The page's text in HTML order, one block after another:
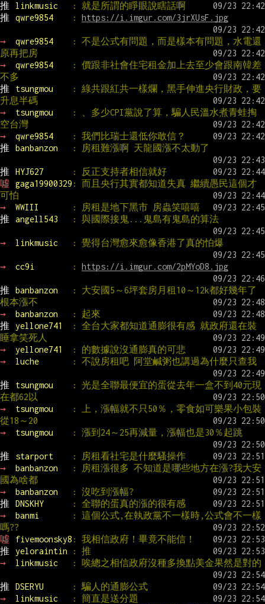
推
linkmusic
: 就是所謂的睜眼說瞎話啊
推
qwre9854 : https://i.imgur.com/3jrXUsF.jpg
→ qwre9854
: 不是公式有問題，而是樣本有問題，水電還
原再把房
→
qwre9854
: 價跟非社會住宅租金加上去至少會跟南韓差
不多
推
tsungmou
: 綠共跟紅共一樣爛，黑手伸進央行財政，要
升息半碼
→
tsungmou
: 、多少CPI黨說了算，騙人民溫水煮青蛙掏
空台灣
→
qwre9854
: 我們比瑞士還低你敢信？
推
banbanzon : 房租難漲啊 天龍國漲不太動了
推 HYJ627
: 反正支持者相信就好
噓
gaga19900329 : 而且央行其實都知道失真 繼續愚民這個才
可怕
→
WWIII
: 房租是地下黑市 房蟲笑嘻嘻
推
angell543 : 與國際接鬼...鬼島有鬼島的算法
→ linkmusic : 覺得台灣愈來愈像香港了真的怕爆
→ cc9i : https://i.imgur.com/2pMYoD8.jpg
推 banbanzon
: 大安國5～6坪套房月租10～12k都好幾年了
根本漲不
→
banbanzon
: 起來
推
yellone741
: 全台大家都知道通膨很有感 就政府還在裝
睡拿笑死人
→
yellone741
: 的數據說沒通膨真的可悲
→
luche : 不說房租吧 阿堂鹹粥也講過為什麼只查我
推 tsungmou
: 光是全聯最便宜的蛋從去年一盒不到40元現
在都62以
→
tsungmou
: 上，漲幅就不只50％，零食如可樂果小包裝
從18～20
→
tsungmou : 漲到24～25再減量，漲幅也是30％起跳
推 starport
: 房租看社宅是什麼騷操作
→
banbanzon
: 房租漲很多 不知道是哪些地方在漲?我大安
國為啥都
→
banbanzon
: 沒吃到漲幅?
推
DNSKHY
: 全聯的蛋真的漲的很有感
→
banmi
: 這個公式,在執政黨不一樣時,公式會不一樣
嗎??
噓
fivemoonsky8 : 我相信政府！畢竟不能信！
推
yeloraintin
: 推
→
linkmusic : 唉總之相信政府沒種多換點美金果然是對的
推 DSERYU
: 騙人的通膨公式
→
linkmusic
: 簡直是送分題